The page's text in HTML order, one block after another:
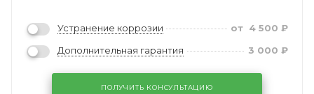
Устранение коррозии от 4 500 ₽
Дополнительная гарантия
3 000 ₽
ПОЛУЧИТЬ КОНСУЛЬТАЦИЮ